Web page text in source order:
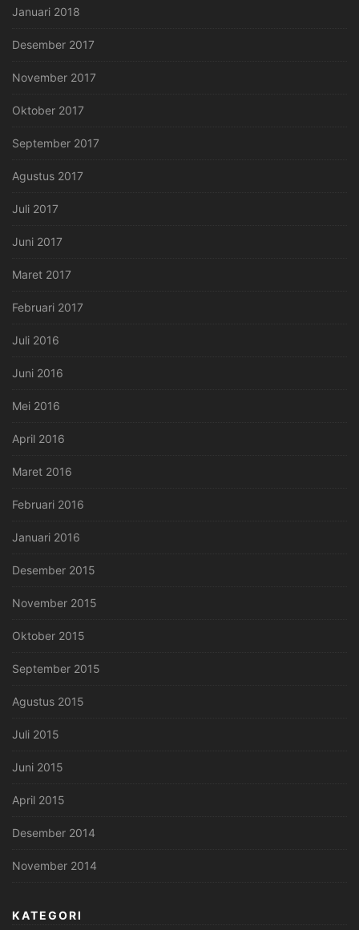
Januari 2018
Desember 2017
November 2017
Oktober 2017
September 2017
Agustus 2017
Juli 2017
Juni 2017
Maret 2017
Februari 2017
Juli 2016
Juni 2016
Mei 2016
April 2016
Maret 2016
Februari 2016
Januari 2016
Desember 2015
November 2015
Oktober 2015
September 2015
Agustus 2015
Juli 2015
Juni 2015
April 2015
Desember 2014
November 2014
KATEGORI